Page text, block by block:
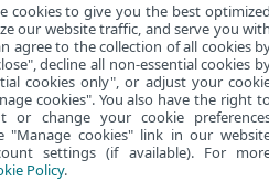
cookies to give you the best
our website traffic, and serve you
agree to the collection of all cookies
decline all non-essential cookies
cookies only", or adjust your
cookies". You also have the right
or change your cookie
"Manage cookies" link in our
settings (if available). For
Policy.